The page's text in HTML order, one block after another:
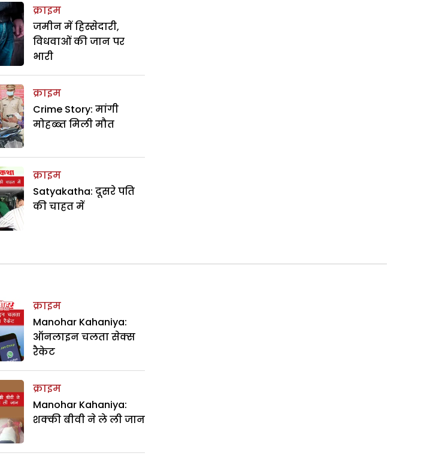
क्राइम
जमीन में हिस्सेदारी,
विधवाओं की जान पर
भारी
क्राइम
Crime Story: मांगी
मोहब्ब्त मिली मौत
क्राइम
Satyakatha: दूसरे पति
की चाहत में
क्राइम
Manohar Kahaniya:
ऑनलाइन चलता सेक्स
रैकेट
क्राइम
Manohar Kahaniya:
शक्की बीवी ने ले ली जान